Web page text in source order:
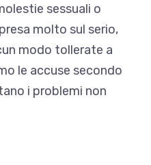
sessuali o
molto sul serio,
modo tollerate a
le accuse secondo
i problemi non